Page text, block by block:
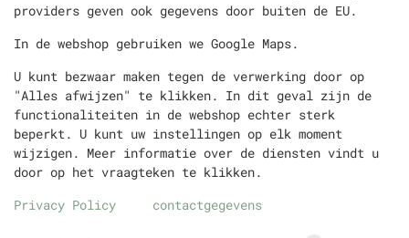
providers geven ook gegevens door buiten de EU.
In de webshop gebruiken we Google Maps.
U kunt bezwaar maken tegen de verwerking door op
"Alles afwijzen" te klikken. In dit geval zijn de
functionaliteiten in de webshop echter sterk
beperkt. U kunt uw instellingen op elk moment
wijzigen. Meer informatie over de diensten vindt u
door op het vraagteken te klikken.
Privacy Policy
contactgegevens
DÜRÜM DÖNER KAAS KALF